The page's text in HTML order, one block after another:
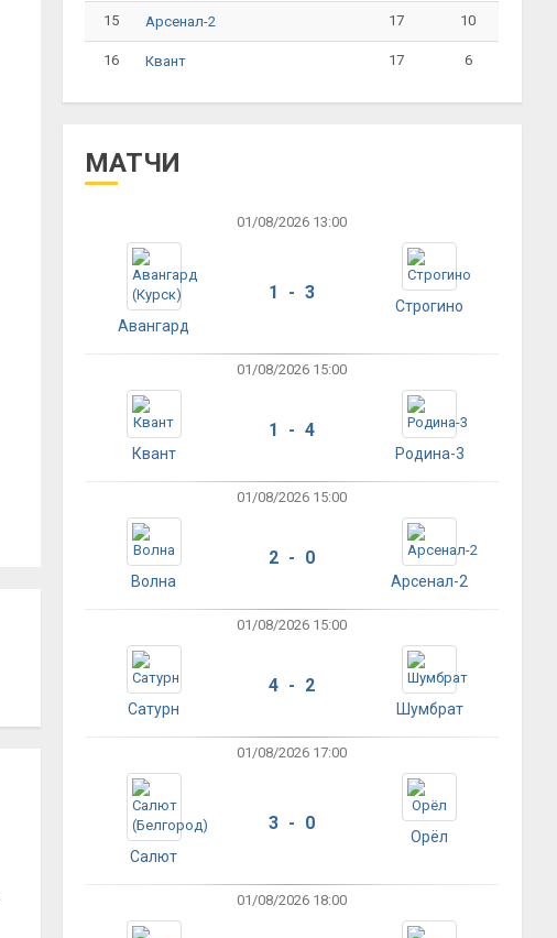
15 Арсенал-2 17 10
16 Квант 17 6
МАТЧИ
01/08/2026 13:00
Авангард
1 - 3
Строгино
01/08/2026 15:00
Квант
1 - 4
Родина-3
01/08/2026 15:00
Волна
2 - 0
Арсенал-2
01/08/2026 15:00
Сатурн
4 - 2
Шумбрат
01/08/2026 17:00
Салют
3 - 0
Орёл
01/08/2026 18:00